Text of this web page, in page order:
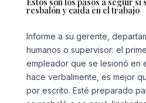
resbalón y caída en el trabajo
Informe a su gerente,
humanos o supervisor: el
empleador que se lesionó en
hace verbalmente, es mejor
por escrito. Esté preparado